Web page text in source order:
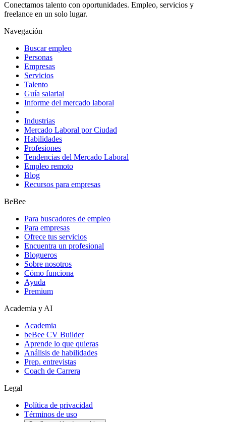
Conectamos talento con oportunidades. Empleo, servicios y
freelance en un solo lugar.
Navegación
Buscar empleo
Personas
Empresas
Servicios
Talento
Guía salarial
Informe del mercado laboral
Industrias
Mercado Laboral por Ciudad
Habilidades
Profesiones
Tendencias del Mercado Laboral
Empleo remoto
Blog
Recursos para empresas
BeBee
Para buscadores de empleo
Para empresas
Ofrece tus servicios
Encuentra un profesional
Blogueros
Sobre nosotros
Cómo funciona
Ayuda
Premium
Academia y AI
Academia
beBee CV Builder
Aprende lo que quieras
Análisis de habilidades
Prep. entrevistas
Coach de Carrera
Legal
Política de privacidad
Términos de uso